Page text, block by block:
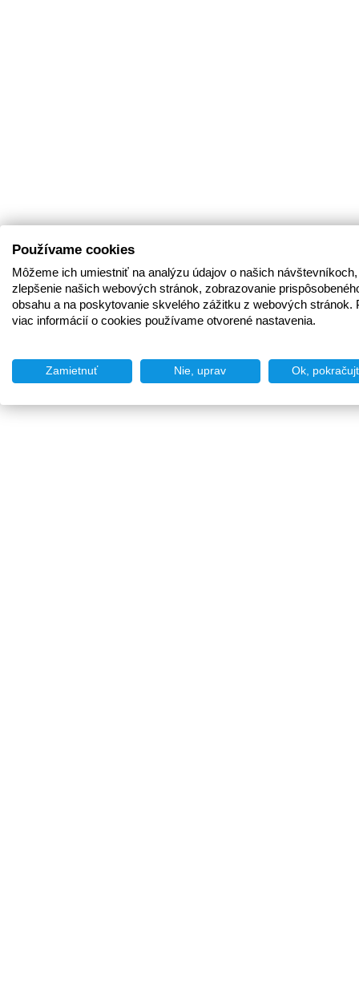
Používame cookies
Môžeme ich umiestniť na analýzu údajov o našich
zlepšenie našich webových stránok, zobrazovanie
obsahu a na poskytovanie skvelého zážitku z webových stránok.
viac informácií o cookies používame otvorené nastavenia.
Zamietnuť Nie, uprav Ok,